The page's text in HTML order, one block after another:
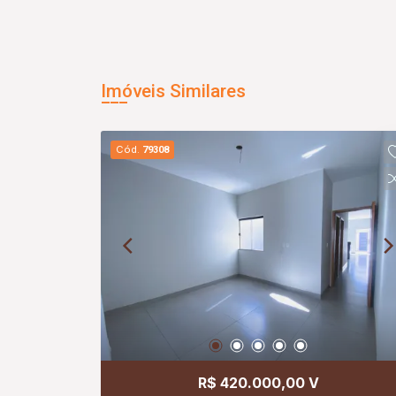
Imóveis Similares
Cód. 79308
R$ 420.000,00 V